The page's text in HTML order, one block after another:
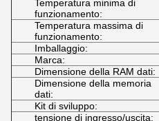
Temperatura minima di
funzionamento:
Temperatura massima di
funzionamento:
Imballaggio:
Marca:
Dimensione della RAM dati:
Dimensione della memoria
dati:
Kit di sviluppo:
tensione di ingresso/uscita: